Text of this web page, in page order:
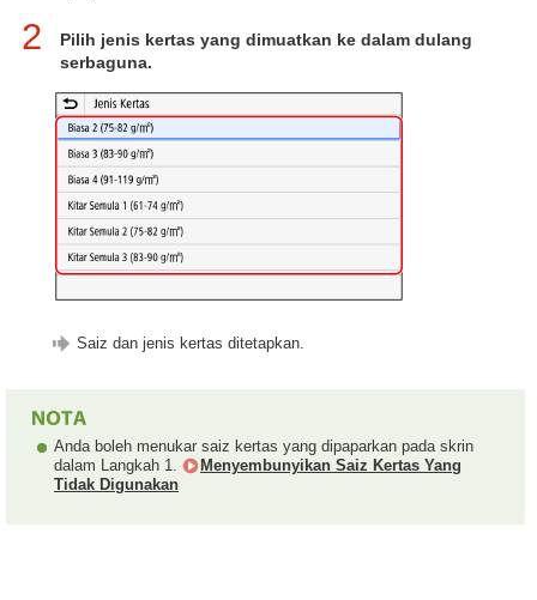
2
Pilih jenis kertas yang dimuatkan ke dalam dulang
serbaguna.
Saiz dan jenis kertas ditetapkan.
Anda boleh menukar saiz kertas yang dipaparkan pada skrin
dalam Langkah 1.
Menyembunyikan Saiz Kertas Yang
Tidak Digunakan